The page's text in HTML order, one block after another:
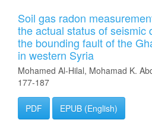
Soil gas radon
the actual status of seismic
the bounding fault of the
in western Syria
Mohamed Al-Hilal, Mohamad K.
177-187
PDF EPUB (English)